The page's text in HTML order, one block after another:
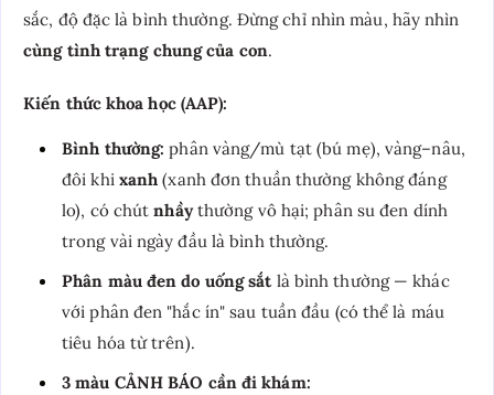
sắc, độ đặc là bình thường. Đừng chỉ nhìn màu, hãy nhìn
cùng tình trạng chung của con.
Kiến thức khoa học (AAP):
Bình thường: phân vàng/mù tạt (bú mẹ), vàng–nâu,
đôi khi xanh (xanh đơn thuần thường không đáng
lo), có chútnhầythường vô hại; phân su đen dính
trong vài ngày đầu là bình thường.
Phân màu đen do uống sắtlà bình thường — khác
với phân đen "hắc ín" sau tuần đầu (có thể là máu
tiêu hóa từ trên).
3 màu CẢNH BÁO cần đi khám: